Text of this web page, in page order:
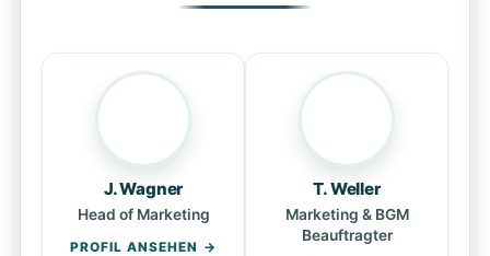
J. Wagner
Head of Marketing
PROFIL ANSEHEN
T. Weller
Marketing & BGM
Beauftragter